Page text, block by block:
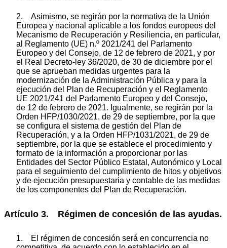
2. Asimismo, se regirán por la normativa de la Unión
Europea y nacional aplicable a los fondos europeos del
Mecanismo de Recuperación y Resiliencia, en particular,
al Reglamento (UE) n.º 2021/241 del Parlamento
Europeo y del Consejo, de 12 de febrero de 2021, y por
el Real Decreto-ley 36/2020, de 30 de diciembre por el
que se aprueban medidas urgentes para la
modernización de la Administración Pública y para la
ejecución del Plan de Recuperación y el Reglamento
UE 2021/241 del Parlamento Europeo y del Consejo,
de 12 de febrero de 2021. Igualmente, se regirán por la
Orden HFP/1030/2021, de 29 de septiembre, por la que
se configura el sistema de gestión del Plan de
Recuperación, y a la Orden HFP/1031/2021, de 29 de
septiembre, por la que se establece el procedimiento y
formato de la información a proporcionar por las
Entidades del Sector Público Estatal, Autonómico y Local
para el seguimiento del cumplimiento de hitos y objetivos
y de ejecución presupuestaria y contable de las medidas
de los componentes del Plan de Recuperación.
Artículo 3. Régimen de concesión de las ayudas.
1. El régimen de concesión será en concurrencia no